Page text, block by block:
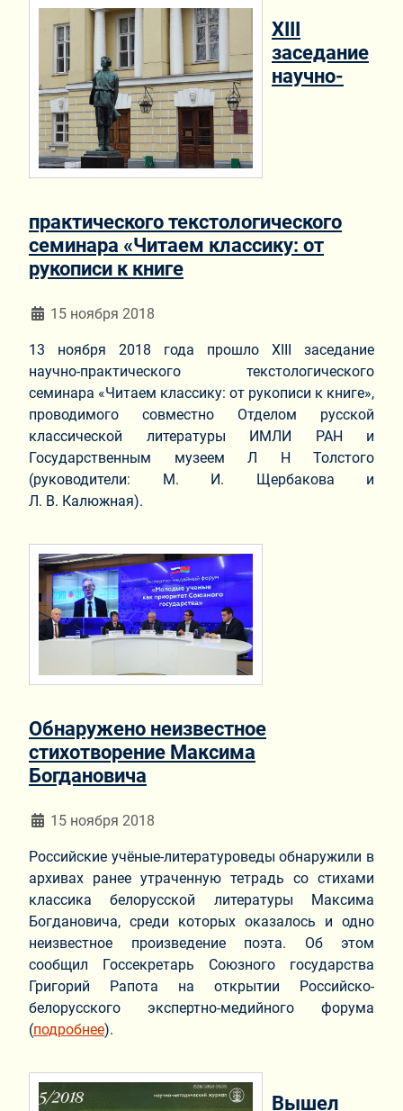
ХIII
заседание
научно-
практического текстологического
семинара «Читаем классику: от
рукописи к книге
Информация о материале
15 ноября 2018
13 ноября 2018 года прошло ХIII заседание
научно-практического текстологического
семинара «Читаем классику: от рукописи к книге»,
проводимого совместно Отделом русской
классической литературы ИМЛИ РАН и
Государственным музеем Л Н Толстого
(руководители: М. И. Щербакова и
Л. В. Калюжная).
Обнаружено неизвестное
стихотворение Максима
Богдановича
Информация о материале
15 ноября 2018
Российские учёные-литературоведы обнаружили в
архивах ранее утраченную тетрадь со стихами
классика белорусской литературы Максима
Богдановича, среди которых оказалось и одно
неизвестное произведение поэта. Об этом
сообщил Госсекретарь Союзного государства
Григорий Рапота на открытии Российско-
белорусского экспертно-медийного форума
(подробнее).
Вышел